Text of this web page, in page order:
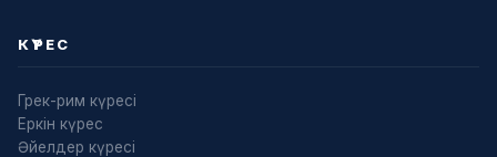
КҮРЕС
Грек-рим күресі
Еркін күрес
Әйелдер күресі